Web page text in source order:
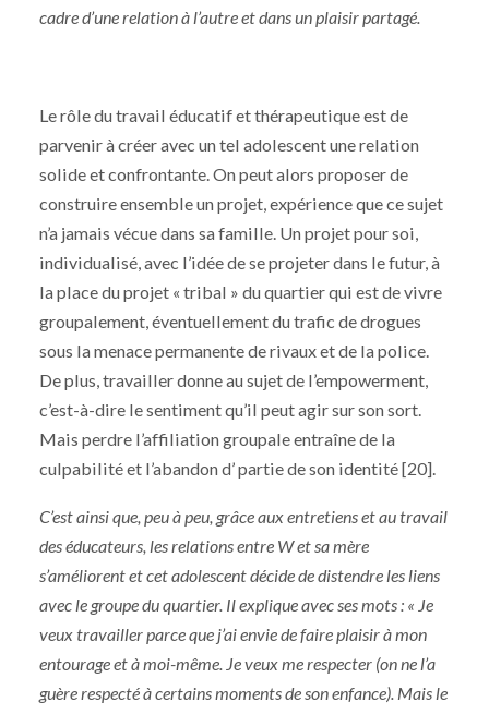
cadre d’une relation à l’autre et dans un plaisir partagé.
Le rôle du travail éducatif et thérapeutique est de
parvenir à créer avec un tel adolescent une relation
solide et confrontante. On peut alors proposer de
construire ensemble un projet, expérience que ce sujet
n’a jamais vécue dans sa famille. Un projet pour soi,
individualisé, avec l’idée de se projeter dans le futur, à
la place du projet « tribal » du quartier qui est de vivre
groupalement, éventuellement du trafic de drogues
sous la menace permanente de rivaux et de la police.
De plus, travailler donne au sujet de l’empowerment,
c’est-à-dire le sentiment qu’il peut agir sur son sort.
Mais perdre l’affiliation groupale entraîne de la
culpabilité et l’abandon d’ partie de son identité [20].
C’est ainsi que, peu à peu, grâce aux entretiens et au travail
des éducateurs, les relations entre W et sa mère
s’améliorent et cet adolescent décide de distendre les liens
avec le groupe du quartier. Il explique avec ses mots : « Je
veux travailler parce que j’ai envie de faire plaisir à mon
entourage et à moi-même. Je veux me respecter (on ne l’a
guère respecté à certains moments de son enfance). Mais le